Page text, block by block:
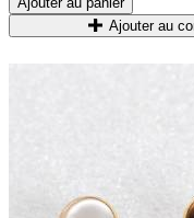
Ajouter au